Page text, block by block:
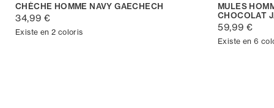
CHÈCHE HOMME NAVY GAECHECH
34,99 €
Existe en 2 coloris
MULES
CHOCOLAT
59,99 €
Existe en 6